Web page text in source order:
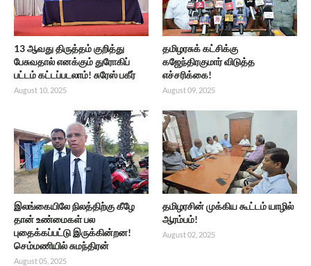
13 ஆவது திருத்தம் குறித்து
பேசுவதால் எனக்கும் துரோகிப்
பட்டம் கட்டப்படலாம்! சுரேஸ் பகீர்
August 10, 2025
தமிழரசுக் கட்சிக்கு
கஜேந்திரகுமார் விடுத்த
எச்சரிக்கை!
August 09, 2025
இலங்கையிலே நிலத்திற்கு கீழே
தான் உண்மைகள் பல
புதைக்கப்பட்டு இருக்கின்றன!
செம்மணியில் சுமந்திரன்
August 05, 2025
தமிழரசின் முக்கிய கூட்டம் யாழில்
ஆரம்பம்!
August 02, 2025